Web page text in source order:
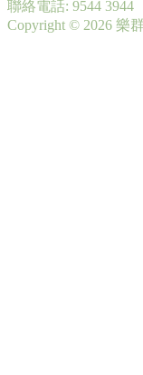
聯絡電話: 9544 3944
Copyright © 2026 樂